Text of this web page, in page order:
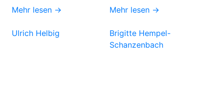
Mehr lesen → Mehr lesen →
Ulrich Helbig
Brigitte Hempel-
Schanzenbach